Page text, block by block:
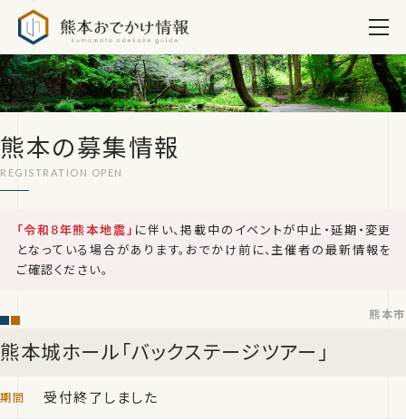
熊本の募集情報
「令和8年熊本地震」 に伴い、掲載中のイベントが中止・延期・変更
となっている場合があります。おでかけ前に、主催者の最新情報を
ご確認ください。
熊本城ホール「バックステージツアー」
熊本市
受付終了しました